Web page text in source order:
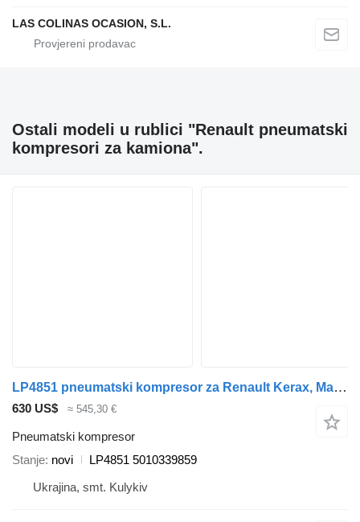
LAS COLINAS OCASION, S.L.
Ostali modeli u rublici "Renault pneumatski
kompresori za kamiona".
LP4851 pneumatski kompresor za Renault Kerax, Magnum, Premium !!!! Can be shipped in Europe!!!!! kamiona
630 US$ ≈ 545,30 €
Pneumatski kompresor
Stanje novi
LP4851 5010339859
Ukrajina, smt. Kulykiv